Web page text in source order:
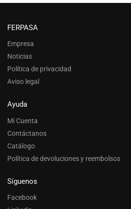
FERPASA
Empresa
Noticias
Política de privacidad
Aviso legal
Ayuda
Mi Cuenta
Contáctanos
Catálogo
Política de devoluciones y reembolsos
Síguenos
Facebook